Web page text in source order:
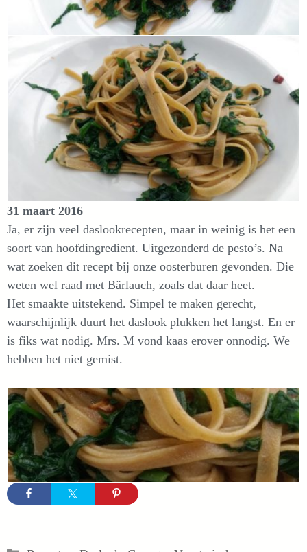
31 maart 2016
Ja, er zijn veel daslookrecepten, maar in weinig is het een
soort van hoofdingredient. Uitgezonderd de pesto’s. Na
wat zoeken dit recept bij onze oosterburen gevonden. Die
weten wel raad met Bärlauch, zoals dat daar heet.
Het smaakte uitstekend. Simpel te maken gerecht,
waarschijnlijk duurt het daslook plukken het langst. En er
is fiks wat nodig. Mrs. M vond kaas erover onnodig. We
hebben het niet gemist.